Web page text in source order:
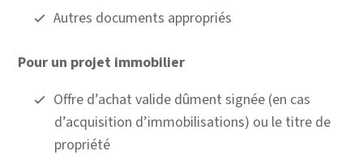
Autres documents appropriés
Pour un projet immobilier
Offre d’achat valide dûment signée (en cas
d’acquisition d’immobilisations) ou le titre de
propriété